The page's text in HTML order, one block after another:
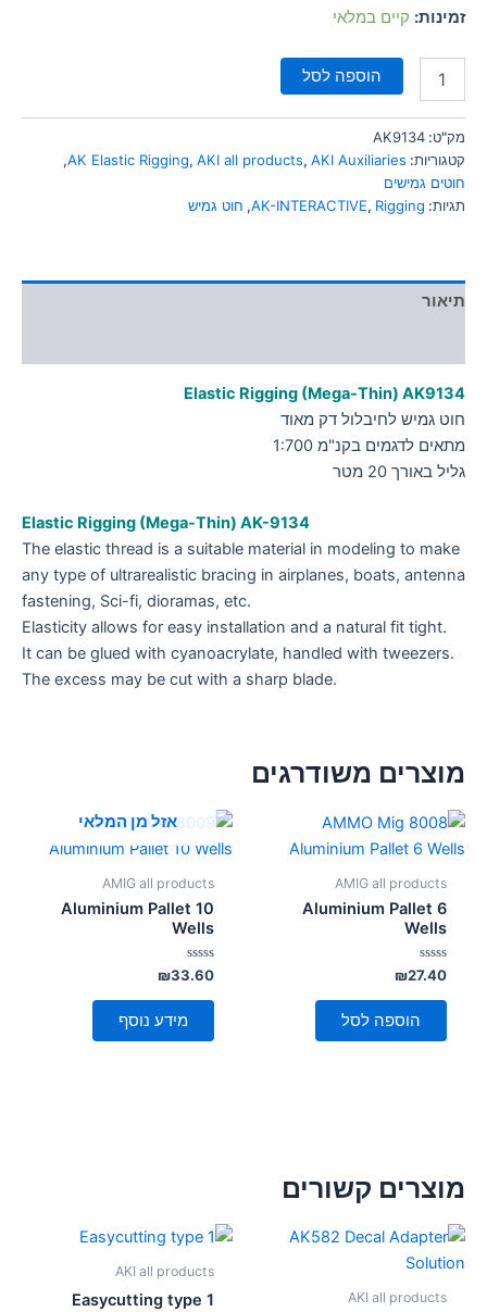
font_download סמן קישורים זמינות: קיים במלאי
הוספה לסל
מק"ט: AK9134
קטגוריות:
AK Elastic Rigging, AKI all products, AKI Auxiliaries
,
חוטים גמישים
תגיות:
AK-INTERACTIVE, Rigging
, חוט גמיש
תיאור
Elastic Rigging (Mega-Thin) AK9134
חוט גמיש לחיבלול דק מאוד
מתאים לדגמים בקנ"מ 1:700
גליל באורך 20 מטר
Elastic Rigging (Mega-Thin) AK-9134
The elastic thread is a suitable material in modeling to make
any type of ultrarealistic bracing in airplanes, boats, antenna
fastening, Sci-fi, dioramas, etc.
Elasticity allows for easy installation and a natural fit tight.
It can be glued with cyanoacrylate, handled with tweezers.
The excess may be cut with a sharp blade.
מוצרים משודרגים
AMIG all products
Aluminium Pallet 6
Wells
דורג
0
מתוך
₪27.40
הוספה לסל
אזל מן המלאי
AMIG all products
Aluminium Pallet 10
Wells
דורג
0
מתוך
₪33.60
מידע נוסף
מוצרים קשורים
AKI all products
AKI all products
Easycutting type 1